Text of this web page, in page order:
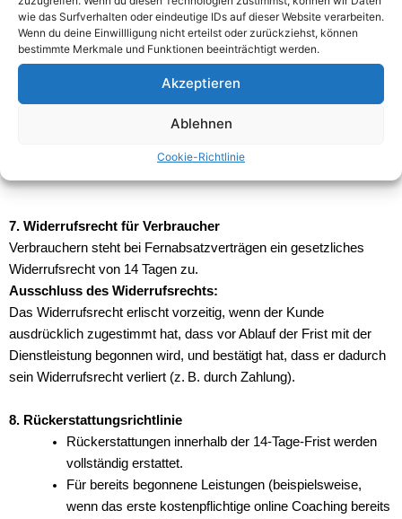
wie das Surfverhalten oder eindeutige IDs auf dieser Website verarbeiten.
Wenn du deine Einwillligung nicht erteilst oder zurückziehst, können
bestimmte Merkmale und Funktionen beeinträchtigt werden.
Akzeptieren
Ablehnen
Cookie-Richtlinie
6. Terminabsagen, Umbuchungen & Nichterscheinen
Umbuchung oder Stornierung ist bis spätestens 48
Stunden vor Terminbeginn kostenfrei möglich.
Bei Absage oder Nichterscheinen unter 48 Stunden vor
Beginn wird die volle Gebühr einbehalten.
der Anbieter vor, weitere Buchungen abzulehnen.
7. Widerrufsrecht für Verbraucher
Verbrauchern steht bei Fernabsatzverträgen ein gesetzliches
Widerrufsrecht von 14 Tagen zu.
Ausschluss des Widerrufsrechts:
Das Widerrufsrecht erlischt vorzeitig, wenn der Kunde
ausdrücklich zugestimmt hat, dass vor Ablauf der Frist mit der
Dienstleistung begonnen wird, und bestätigt hat, dass er dadurch
sein Widerrufsrecht verliert (z. B. durch Zahlung).
8. Rückerstattungsrichtlinie
Rückerstattungen innerhalb der 14-Tage-Frist werden
vollständig erstattet.
Für bereits begonnene Leistungen (beispielsweise,
wenn das erste kostenpflichtige online Coaching bereits